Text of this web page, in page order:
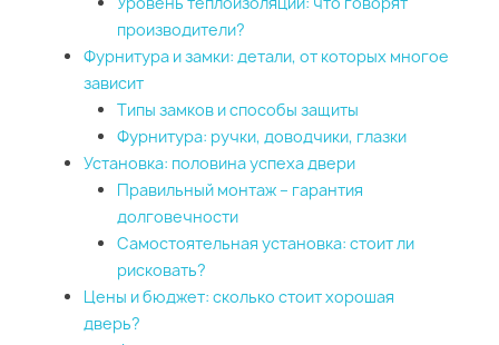
производители?
Фурнитура и замки: детали, от которых многое
зависит
Типы замков и способы защиты
Фурнитура: ручки, доводчики, глазки
Установка: половина успеха двери
Правильный монтаж – гарантия
долговечности
Самостоятельная установка: стоит ли
рисковать?
Цены и бюджет: сколько стоит хорошая
дверь?